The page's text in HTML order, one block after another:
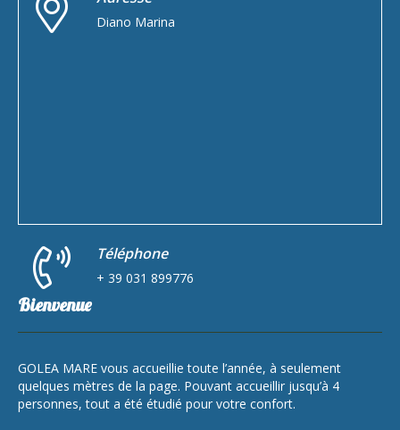
Diano Marina
Téléphone
+ 39 031 899776
Bienvenue
GOLEA MARE vous accueillie toute l’année, à seulement
quelques mètres de la page. Pouvant accueillir jusqu’à 4
personnes, tout a été étudié pour votre confort.